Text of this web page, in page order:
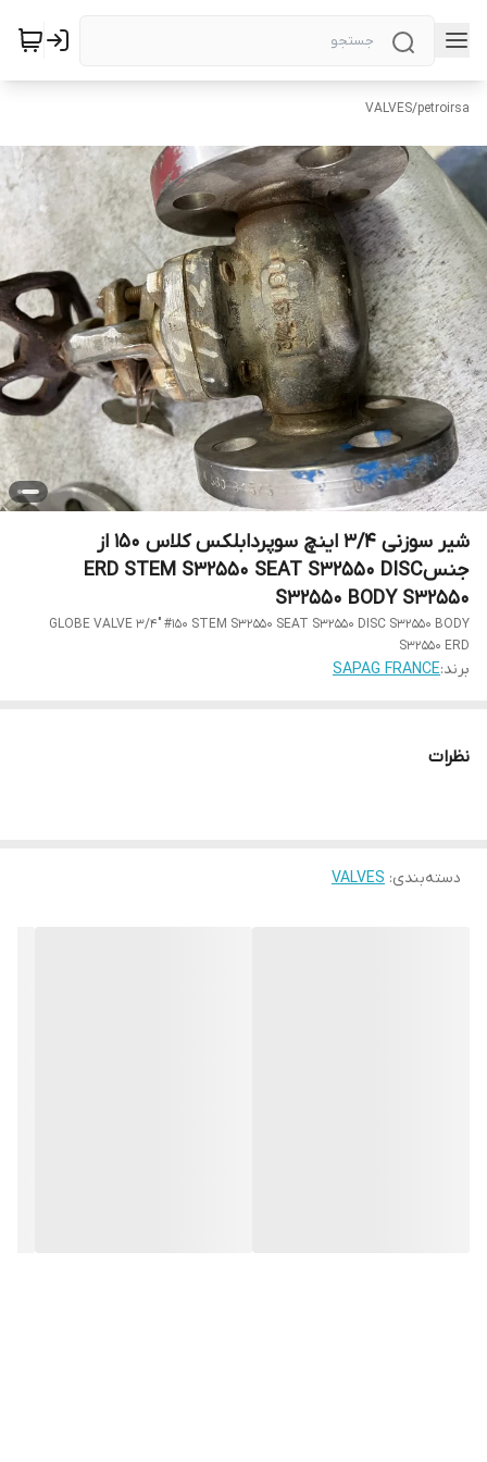
petroirsa
/
VALVES
شیر سوزنی 3/4 اینچ سوپردابلکس کلاس 150 از
جنسERD STEM S32550 SEAT S32550 DISC
S32550 BODY S32550
GLOBE VALVE 3/4" #150 STEM S32550 SEAT S32550 DISC S32550 BODY
S32550 ERD
برند:SAPAG FRANCE
نظرات
دسته‌بندی:
VALVES